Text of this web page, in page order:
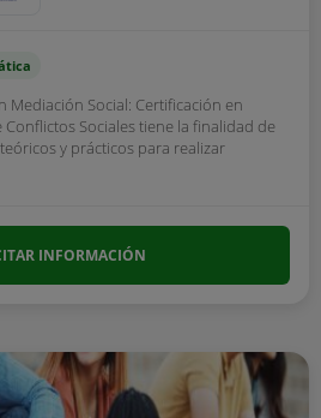
Mediación Social: Certificación en
Sociales tiene la finalidad de
y prácticos para realizar
INFORMACIÓN